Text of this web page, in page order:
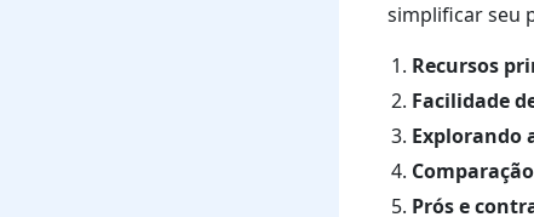
simplificar seu
Recursos
Facilidade
Explorando
Prós e